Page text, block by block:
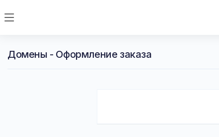
Домены - Оформление заказа